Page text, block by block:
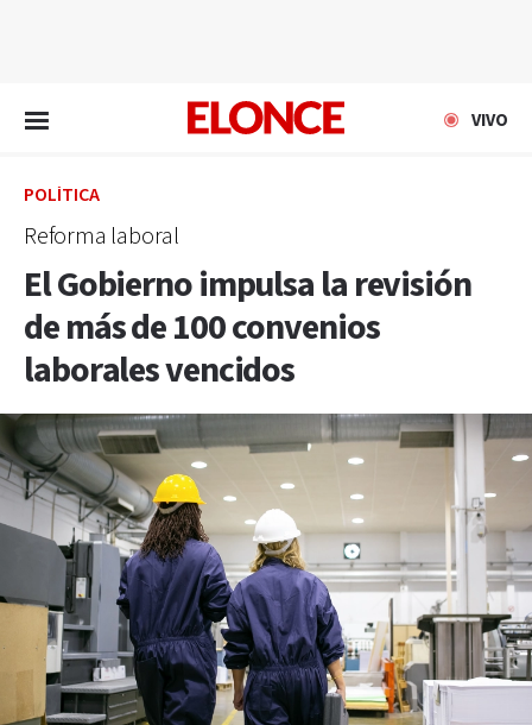
VIVO
POLÍTICA
Reforma laboral
El Gobierno impulsa la revisión
de más de 100 convenios
laborales vencidos